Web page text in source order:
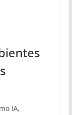
IA,